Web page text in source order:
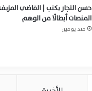
حسن النجار يكتب | القاضي
المنصات أبطالًا من الوهم
منذ يومين